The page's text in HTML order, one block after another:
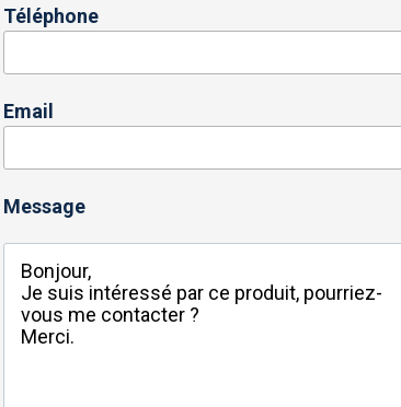
Téléphone
Email
Message